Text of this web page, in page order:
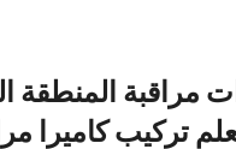
مراقبة المنطقة
معلم تركيب كاميرا